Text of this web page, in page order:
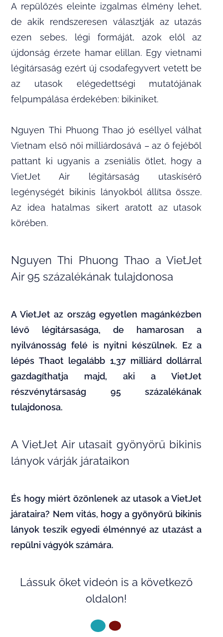
A repülőzés eleinte izgalmas élmény lehet,
de akik rendszeresen választják az utazás
ezen sebes, légi formáját, azok elől az
újdonság érzete hamar elillan. Egy vietnami
légitársaság ezért új csodafegyvert vetett be
az utasok elégedettségi mutatójának
felpumpálása érdekében: bikiniket.
Nguyen Thi Phuong Thao jó eséllyel válhat
Vietnam első női milliárdosává – az ő fejéből
pattant ki ugyanis a zseniális ötlet, hogy a
VietJet Air légitársaság utaskísérő
legénységét bikinis lányokból állítsa össze.
Az idea hatalmas sikert aratott az utasok
körében.
Nguyen Thi Phuong Thao a VietJet
Air 95 százalékának tulajdonosa
A VietJet az ország egyetlen magánkézben
lévő légitársasága, de hamarosan a
nyilvánosság felé is nyitni készülnek. Ez a
lépés Thaot legalább 1,37 milliárd dollárral
gazdagíthatja majd, aki a VietJet
részvénytársaság 95 százalékának
tulajdonosa.
A VietJet Air utasait gyönyörű bikinis
lányok várják járataikon
És hogy miért özönlenek az utasok a VietJet
járataira? Nem vitás, hogy a gyönyörű bikinis
lányok teszik egyedi élménnyé az utazást a
repülni vágyók számára.
Lássuk őket videón is a következő
oldalon!